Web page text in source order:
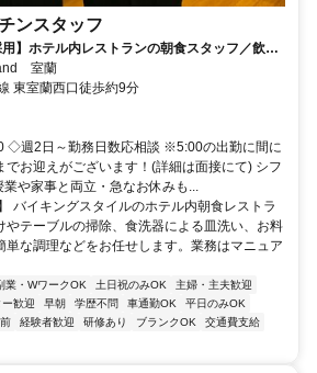
ンスタッフ
用】ホテル内レストランの朝食スタッフ／飲食
活躍中
室蘭
東室蘭西口徒歩約9分
◇週2日～勤務日数応相談 ※5:00の出勤に間に
でお迎えがございます！(詳細は面接にて) シフ
業や家事と両立・急なお休みも...
バイキングスタイルのホテル内朝食レストラ
やテーブルの掃除、食洗器による皿洗い、お料
単な調理などをお任せします。業務はマニュア
業・WワークOK 土日祝のみOK
主婦・主夫歓迎
歓迎 早朝 学歴不問 車通勤OK
平日のみOK
経験者歓迎 研修あり ブランクOK
交通費支給